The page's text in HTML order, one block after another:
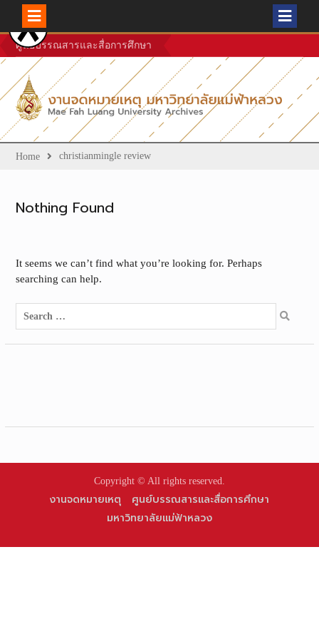
Skip
to
content
ศูนย์บรรณสารและสื่อการศึกษา
Home christianmingle review
Nothing Found
It seems we can’t find what you’re looking for. Perhaps
searching can help.
Search
for:
Copyright © All rights reserved.
งานจดหมายเหตุ
ศูนย์บรรณสารและสื่อการศึกษา
มหาวิทยาลัยแม่ฟ้าหลวง